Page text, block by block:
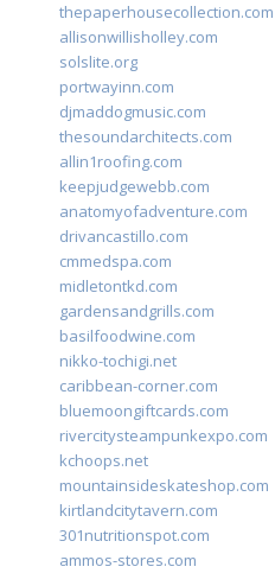
thepaperhousecollection.com
allisonwillisholley.com
solslite.org
portwayinn.com
djmaddogmusic.com
thesoundarchitects.com
allin1roofing.com
keepjudgewebb.com
anatomyofadventure.com
drivancastillo.com
cmmedspa.com
midletontkd.com
gardensandgrills.com
basilfoodwine.com
nikko-tochigi.net
caribbean-corner.com
bluemoongiftcards.com
rivercitysteampunkexpo.com
kchoops.net
mountainsideskateshop.com
kirtlandcitytavern.com
301nutritionspot.com
ammos-stores.com